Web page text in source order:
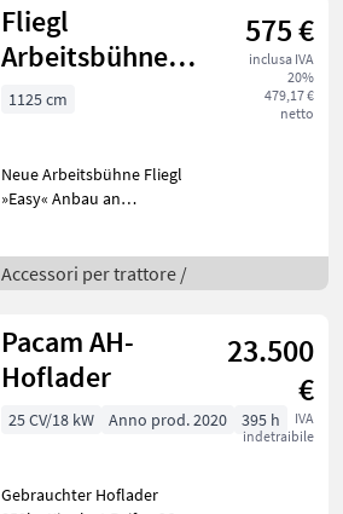
Fliegl
Arbeitsbühne
Easy
575 €
inclusa IVA
20%
479,17 €
netto
1125 cm
Neue Arbeitsbühne Fliegl
»Easy« Anbau an
Serienmäßig mit
Stapleraufnahme » Korb (L
Accessori per trattore /
Pacam AH-
Hoflader
23.500
€
IVA
indetraibile
25 CV/18 kW Anno prod. 2020 395 h
Gebrauchter Hoflader